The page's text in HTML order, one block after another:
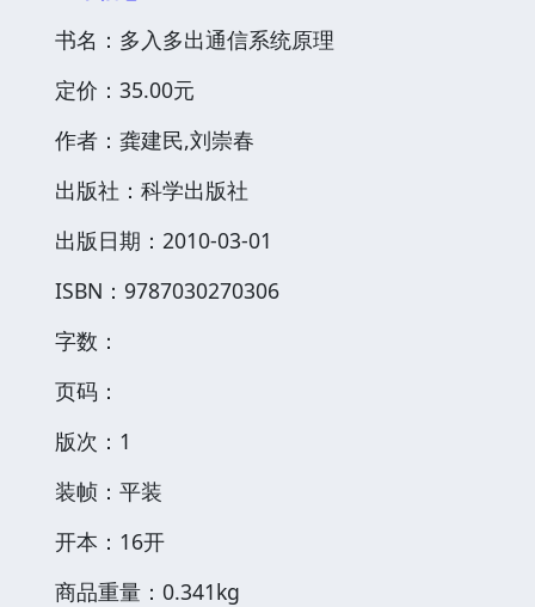
书名：多入多出通信系统原理
定价：35.00元
作者：龚建民,刘崇春
出版社：科学出版社
出版日期：2010-03-01
ISBN：9787030270306
字数：
页码：
版次：1
装帧：平装
开本：16开
商品重量：0.341kg